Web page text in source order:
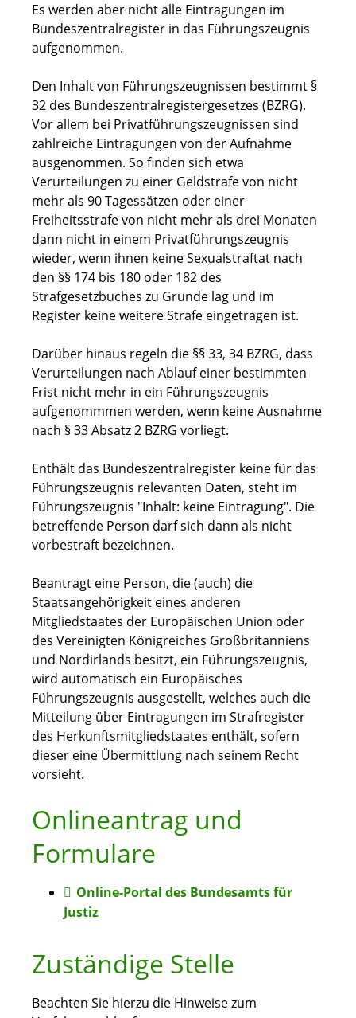
Es werden aber nicht alle Eintragungen im
Bundeszentralregister in das Führungszeugnis
aufgenommen.
Den Inhalt von Führungszeugnissen bestimmt §
32 des Bundeszentralregistergesetzes (BZRG).
Vor allem bei Privatführungszeugnissen sind
zahlreiche Eintragungen von der Aufnahme
ausgenommen. So finden sich etwa
Verurteilungen zu einer Geldstrafe von nicht
mehr als 90 Tagessätzen oder einer
Freiheitsstrafe von nicht mehr als drei Monaten
dann nicht in einem Privatführungszeugnis
wieder, wenn ihnen keine Sexualstraftat nach
den §§ 174 bis 180 oder 182 des
Strafgesetzbuches zu Grunde lag und im
Register keine weitere Strafe eingetragen ist.
Darüber hinaus regeln die §§ 33, 34 BZRG, dass
Verurteilungen nach Ablauf einer bestimmten
Frist nicht mehr in ein Führungszeugnis
aufgenommmen werden, wenn keine Ausnahme
nach § 33 Absatz 2 BZRG vorliegt.
Enthält das Bundeszentralregister keine für das
Führungszeugnis relevanten Daten, steht im
Führungszeugnis "Inhalt: keine Eintragung". Die
betreffende Person darf sich dann als nicht
vorbestraft bezeichnen.
Beantragt eine Person, die (auch) die
Staatsangehörigkeit eines anderen
Mitgliedstaates der Europäischen Union oder
des Vereinigten Königreiches Großbritanniens
und Nordirlands besitzt, ein Führungszeugnis,
wird automatisch ein Europäisches
Führungszeugnis ausgestellt, welches auch die
Mitteilung über Eintragungen im Strafregister
des Herkunftsmitgliedstaates enthält, sofern
dieser eine Übermittlung nach seinem Recht
vorsieht.
Onlineantrag und
Formulare
Online-Portal des Bundesamts für
Justiz
Zuständige Stelle
Beachten Sie hierzu die Hinweise zum